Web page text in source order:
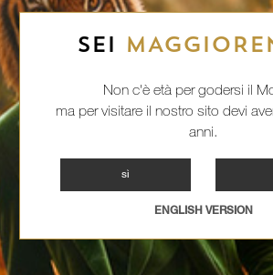
SEI
Non c'è età per godersi il
ma per visitare il nostro sito devi
anni.
SÌ
ENGLISH VERSION